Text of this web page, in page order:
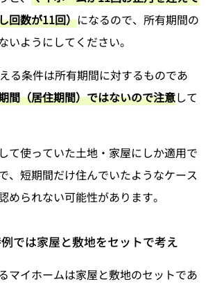
回数が11回）になるので、所有期間の
いようにしてください。
る条件は所有期間に対するものであ
間（居住期間）ではないので注意して
て使っていた土地・家屋にしか適用で
、短期間だけ住んでいたようなケース
められない可能性があります。
では家屋と敷地をセットで考え
マイホームは家屋と敷地のセットであ